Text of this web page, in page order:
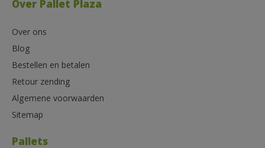
Over Pallet Plaza
Over ons
Blog
Bestellen en betalen
Retour zending
Algemene voorwaarden
Sitemap
Pallets